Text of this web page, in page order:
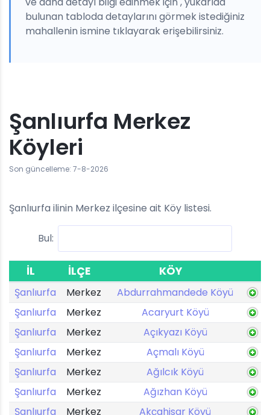
bulunan tabloda detaylarını görmek istediğiniz
mahallenin ismine tıklayarak erişebilirsiniz.
Şanlıurfa Merkez
Köyleri
Son güncelleme: 7-8-2026
Şanlıurfa ilinin Merkez ilçesine ait Köy listesi.
Bul:
İL İLÇE KÖY
Şanlıurfa Merkez
Abdurrahmandede Köyü
Şanlıurfa
Merkez
Acaryurt Köyü
Şanlıurfa
Merkez
Açıkyazı Köyü
Şanlıurfa
Merkez
Açmalı Köyü
Şanlıurfa
Merkez
Ağılcık Köyü
Şanlıurfa
Merkez
Ağızhan Köyü
Şanlıurfa
Merkez
Akçahisar Köyü